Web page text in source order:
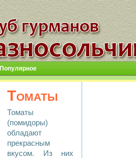
Популярное
Томаты
Томаты
(помидоры)
обладают
прекрасным
вкусом. Из них